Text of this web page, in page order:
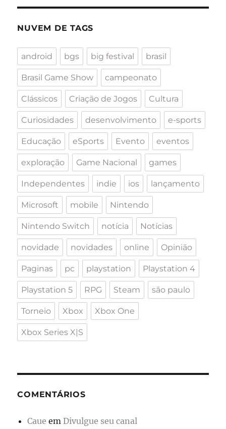
NUVEM DE TAGS
android bgs big festival brasil
Brasil Game Show campeonato
Clássicos Criação de Jogos Cultura
Curiosidades desenvolvimento e-sports
Educação eSports Evento eventos
exploração Game Nacional games
Independentes indie ios lançamento
Microsoft mobile Nintendo
Nintendo Switch notícia Notícias
novidade novidades online Opinião
Paginas pc playstation Playstation 4
Playstation 5 RPG Steam são paulo
Torneio Xbox Xbox One
Xbox Series X|S
COMENTÁRIOS
Caue em Divulgue seu canal